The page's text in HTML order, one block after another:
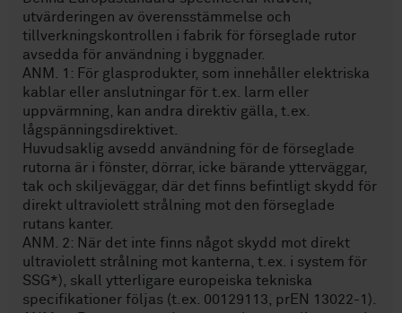
utvärderingen av överensstämmelse och
tillverkningskontrollen i fabrik för förseglade rutor
avsedda för användning i byggnader.
ANM. 1: För glasprodukter, som innehåller elektriska
kablar eller anslutningar för t.ex. larm eller
uppvärmning, kan andra direktiv gälla, t.ex.
lågspänningsdirektivet.
Huvudsaklig avsedd användning för de förseglade
rutorna är i fönster, dörrar, icke bärande ytterväggar,
tak och skiljeväggar, där det finns befintligt skydd för
direkt ultraviolett strålning mot den förseglade
rutans kanter.
ANM. 2: När det inte finns något skydd mot direkt
ultraviolett strålning mot kanterna, t.ex. i system för
SSG*), skall ytterligare europeiska tekniska
specifikationer följas (t.ex. 00129113, prEN 13022-1).